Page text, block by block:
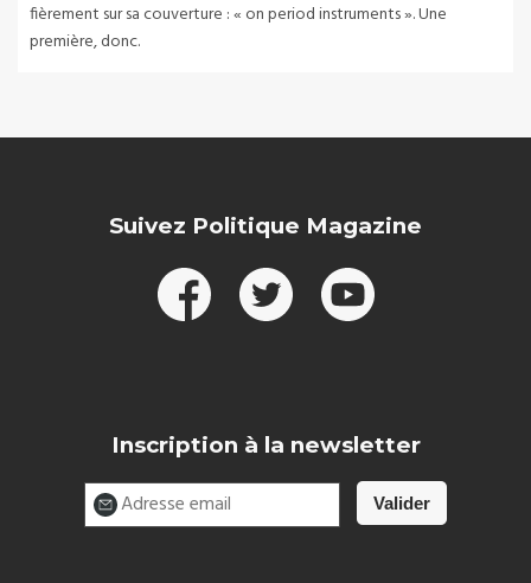
fièrement sur sa couverture : « on period instruments ». Une
première, donc.
Suivez Politique Magazine
Inscription à la newsletter